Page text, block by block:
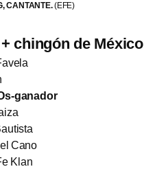
CANTANTE.(EFE)
chingón de México
ganador
Cano
Klan